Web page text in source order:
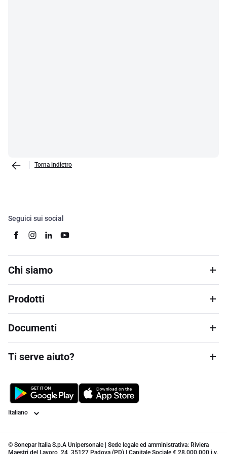
Torna indietro
Seguici sui social
Chi siamo
Prodotti
Documenti
Ti serve aiuto?
Lingua
© Sonepar Italia S.p.A Unipersonale | Sede legale ed amministrativa: Riviera
Maestri del Lavoro, 24, 35127 Padova (PD) | Capitale Sociale € 28.000.000 i.v.